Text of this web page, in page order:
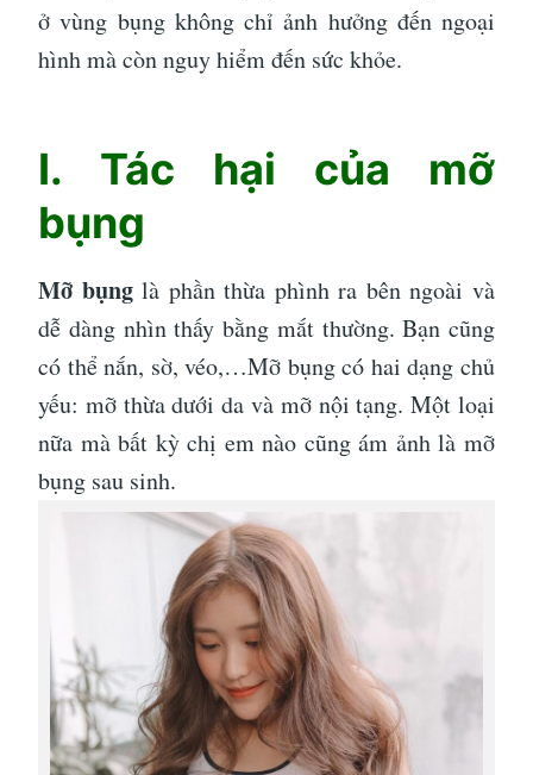
ở vùng bụng không chỉ ảnh hưởng đến ngoại
hình mà còn nguy hiểm đến sức khỏe.
I. Tác hại của mỡ
bụng
Mỡ bụnglà phần thừa phình ra bên ngoài và
dễ dàng nhìn thấy bằng mắt thường. Bạn cũng
có thể nắn, sờ, véo,…Mỡ bụng có hai dạng chủ
yếu: mỡ thừa dưới da và mỡ nội tạng. Một loại
nữa mà bất kỳ chị em nào cũng ám ảnh là mỡ
bụng sau sinh.